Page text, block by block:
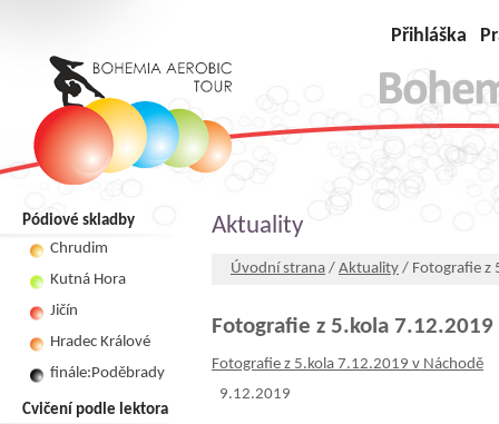
Přihláška
Pódiové skladby
Chrudim
Kutná Hora
Jičín
Hradec Králové
finále:Poděbrady
Cvičení podle lektora
Aktuality
Úvodní strana / Aktuality / Fotografie z
Fotografie z 5.kola
Fotografie z 5.kola 7.12.2019 v Náchodě
9.12.2019